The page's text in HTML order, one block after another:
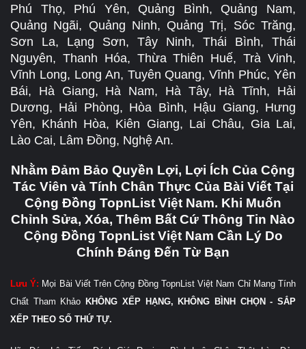
Phú Thọ, Phú Yên, Quảng Bình, Quảng Nam,
Quảng Ngãi, Quảng Ninh, Quảng Trị, Sóc Trăng,
Sơn La, Lạng Sơn, Tây Ninh, Thái Bình, Thái
Nguyên, Thanh Hóa, Thừa Thiên Huế, Trà Vinh,
Vĩnh Long, Long An, Tuyên Quang, Vĩnh Phúc, Yên
Bái, Hà Giang, Hà Nam, Hà Tây, Hà Tĩnh, Hải
Dương, Hải Phòng, Hòa Bình, Hậu Giang, Hưng
Yên, Khánh Hòa, Kiên Giang, Lai Châu, Gia Lai,
Lào Cai, Lâm Đồng, Nghệ An.
Nhằm Đảm Bảo Quyền Lợi, Lợi Ích Của Cộng
Tác Viên và Tính Chân Thực Của Bài Viết Tại
Cộng Đồng TopnList Việt Nam. Khi Muốn
Chỉnh Sửa, Xóa, Thêm Bất Cứ Thông Tin Nào
Cộng Đồng TopnList Việt Nam Cần Lý Do
Chính Đáng Đến Từ Bạn
Lưu Ý: Mọi Bài Viết Trên Cộng Đồng TopnList Việt Nam Chỉ Mang Tính
Chất Tham Khảo KHÔNG XẾP HẠNG, KHÔNG BÌNH CHỌN - SẮP
XẾP THEO SỐ THỨ TỰ.